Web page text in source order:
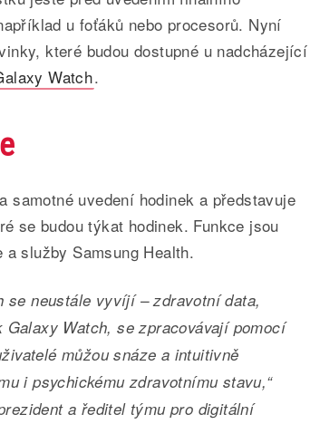
u foťáků nebo procesorů. Nyní
které budou dostupné u nadcházející
Watch.
samotné uvedení hodinek a představuje
se budou týkat hodinek. Funkce jsou
služby Samsung Health.
se neustále vyvíjí – zdravotní data,
Galaxy Watch, se zpracovávají pomocí
můžou snáze a intuitivně
i psychickému zdravotnímu stavu,“
a ředitel týmu pro digitální